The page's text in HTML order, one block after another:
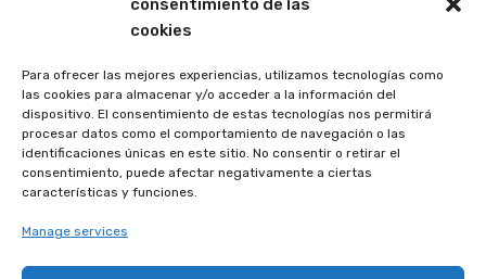
cookies
Para ofrecer las mejores experiencias, utilizamos tecnologías como
las cookies para almacenar y/o acceder a la información del
dispositivo. El consentimiento de estas tecnologías nos permitirá
procesar datos como el comportamiento de navegación o las
identificaciones únicas en este sitio. No consentir o retirar el
consentimiento, puede afectar negativamente a ciertas
características y funciones.
Manage services
Dónde estamos
30564 Lorquí, Murcia
Horario de oficina:
Lunes a Viernes de 08:30 a 14:30
Accesos directos